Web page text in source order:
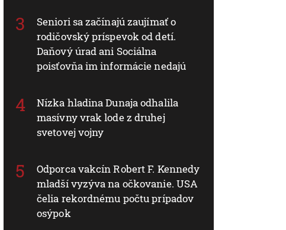
Seniori sa začínajú zaujímať o
rodičovský príspevok od detí.
Daňový úrad ani Sociálna
poisťovňa im informácie nedajú
Nízka hladina Dunaja odhalila
masívny vrak lode z druhej
svetovej vojny
Odporca vakcín Robert F. Kennedy
mladší vyzýva na očkovanie. USA
čelia rekordnému počtu prípadov
osýpok